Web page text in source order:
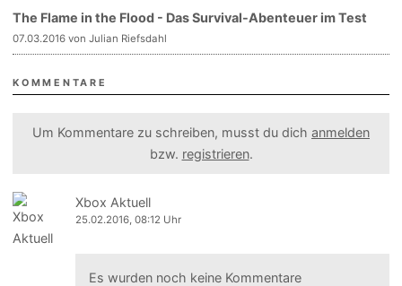
The Flame in the Flood - Das Survival-Abenteuer im Test
07.03.2016 von Julian Riefsdahl
KOMMENTARE
Um Kommentare zu schreiben, musst du dich anmelden
bzw. registrieren.
Xbox Aktuell
25.02.2016, 08:12 Uhr
Es wurden noch keine Kommentare